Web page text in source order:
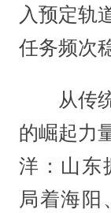
入预定轨
任务频次
从传统
的崛起力
洋：山东
局着海阳